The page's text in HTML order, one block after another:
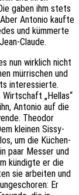
gaben ihm stets
Anto­nio kaufte
und kümmer­te
Claude.
nun wirk­lich nicht
mürri­schen und
inter­es­sier­te.
„Hellas“
Anto­nio auf die
Theo­dor
klei­nen Sissy­
um die Küchen­
paar Messer und
kündig­te er die
sie arbei­ten und
Er